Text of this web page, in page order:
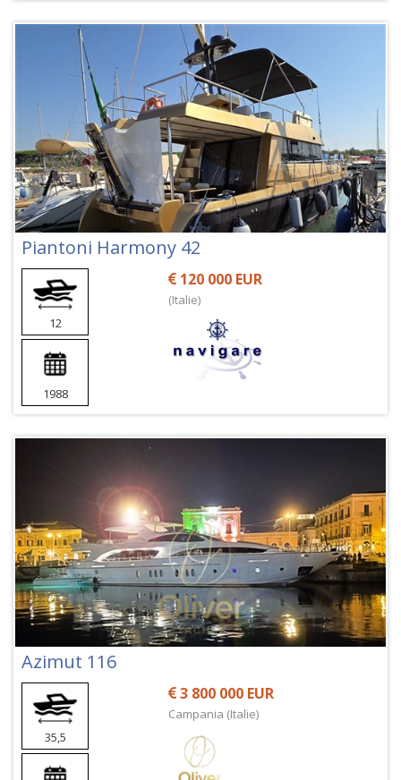
Piantoni Harmony 42
12
1988
120 000 EUR
(Italie)
Azimut 116
35,5
3 800 000 EUR
Campania (Italie)